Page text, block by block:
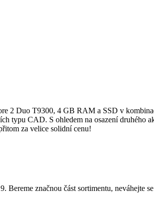
2 Duo T9300, 4 GB RAM a SSD v
typu CAD. S ohledem na osazení druhého
za velice solidní cenu!
značnou část sortimentu, neváhejte